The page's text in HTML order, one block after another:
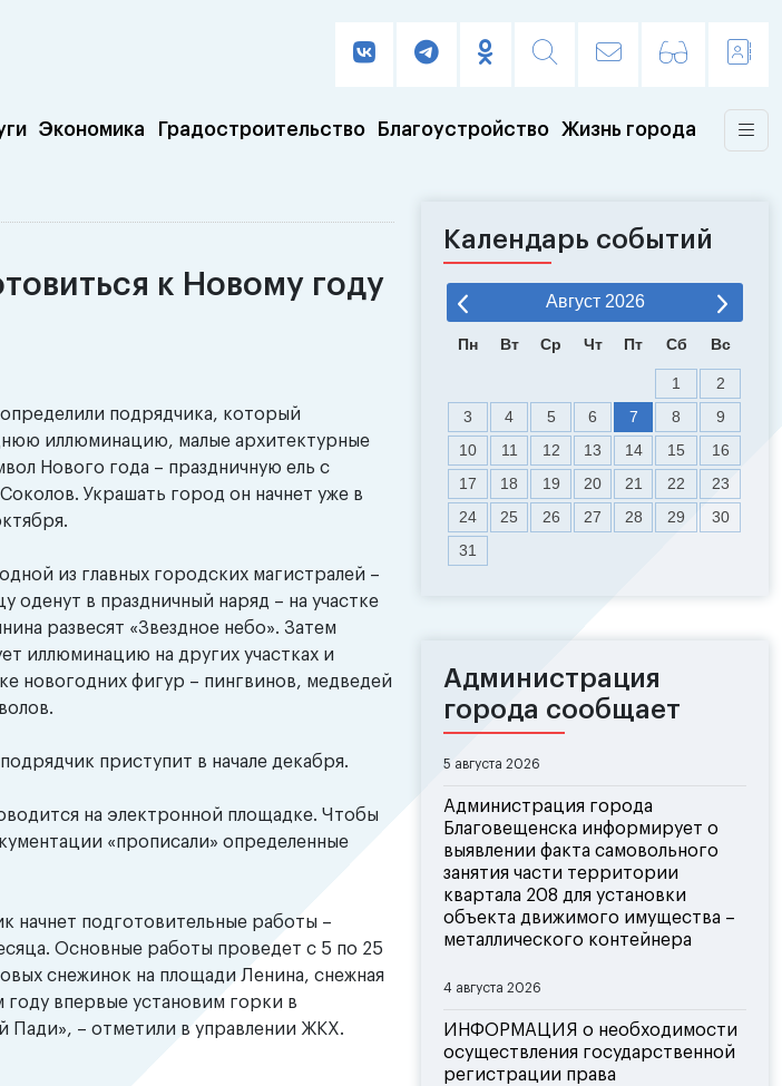
Экономика Градостроительство Благоустройство Жизнь города
к Новому году
подрядчика, который
иллюминацию, малые архитектурные
Нового года – праздничную ель с
Украшать город он начнет уже в
из главных городских магистралей –
оденут в праздничный наряд – на участке
развесят «Звездное небо». Затем
иллюминацию на других участках и
новогодних фигур – пингвинов, медведей
приступит в начале декабря.
на электронной площадке. Чтобы
«прописали» определенные
начнет подготовительные работы –
Основные работы проведет с 5 по 25
снежинок на площади Ленина, снежная
впервые установим горки в
Пади», – отметили в управлении ЖКХ.
Календарь событий
Август 2026
Пн Вт Ср Чт Пт Сб Вс
1
2
3
4 5 6 7 8
9
10
11 12 13 14 15
16
17
18 19 20 21 22
23
24
25 26 27 28 29
30
31
Администрация
города сообщает
5 августа 2026
Администрация города
Благовещенска информирует о
выявлении факта самовольного
занятия части территории
квартала 208 для установки
объекта движимого имущества –
металлического контейнера
4 августа 2026
ИНФОРМАЦИЯ о необходимости
осуществления государственной
регистрации права